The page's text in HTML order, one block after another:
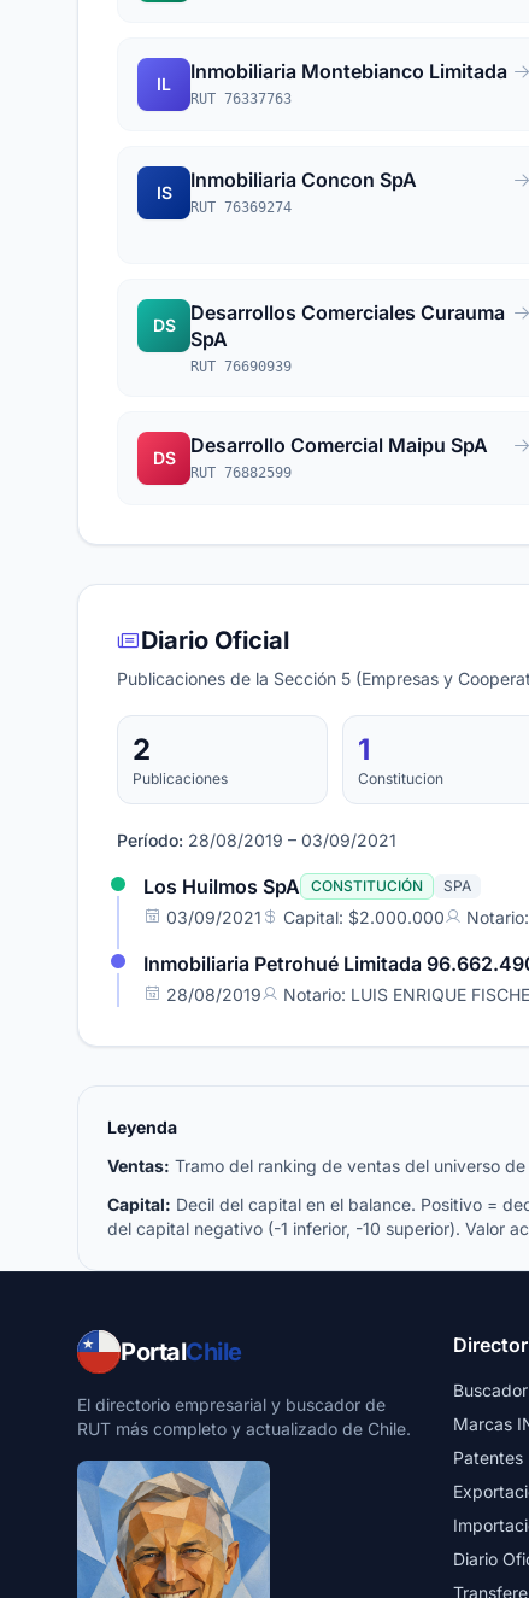
IL
Inmobiliaria Montebianco Limitada
RUT 76337763
IS
Inmobiliaria Concon SpA
RUT 76369274
DS
Desarrollos Comerciales Curauma
SpA
RUT 76690939
DS
Desarrollo Comercial Maipu SpA
RUT 76882599
Diario Oficial
Publicaciones de la Sección 5 (Empresas y
2
Publicaciones
1
Constitucion
Período: 28/08/2019 – 03/09/2021
Los Huilmos SpA CONSTITUCIÓN SPA
03/09/2021 Capital: $2.000.000
Inmobiliaria Petrohué Limitada
28/08/2019 Notario: LUIS ENRIQUE
Leyenda
Ventas: Tramo del ranking de ventas del universo
Capital: Decil del capital en el balance. Positivo =
del capital negativo (-1 inferior, -10 superior). Valor
PortalChile
El directorio empresarial y buscador de
RUT más completo y actualizado de Chile.
Marcas
Patentes
Diario